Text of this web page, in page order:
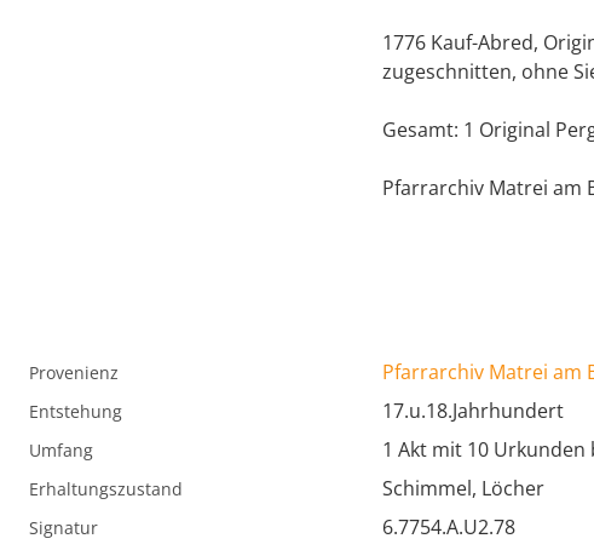
1776 Kauf-Abred,
zugeschnitten, ohne
Gesamt: 1 Original
Pfarrarchiv Matrei am
Provenienz Pfarrarchiv Matrei am
Entstehung 17.u.18.Jahrhundert
Umfang 1 Akt mit 10 Urkunden
Erhaltungszustand Schimmel, Löcher
Signatur 6.7754.A.U2.78